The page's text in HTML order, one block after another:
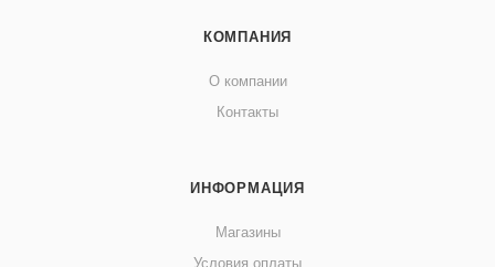
КОМПАНИЯ
О компании
Контакты
ИНФОРМАЦИЯ
Магазины
Условия оплаты